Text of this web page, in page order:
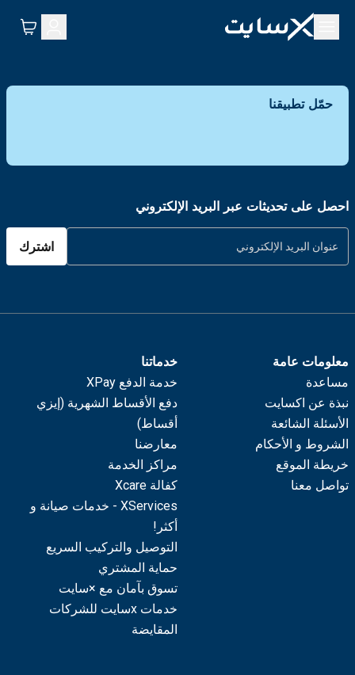
حمّل تطبيقنا
احصل على تحديثات عبر البريد الإلكتروني
اشترك
معلومات عامة
مساعدة
نبذة عن اكسايت
الأسئلة الشائعة
الشروط و الأحكام
خريطة الموقع
تواصل معنا
خدماتنا
خدمة الدفع XPay
دفع الأقساط الشهرية (إيزي
أقساط)
معارضنا
مراكز الخدمة
كفالة Xcare
XServices - خدمات صيانة و
أكثر!
التوصيل والتركيب السريع
حماية المشتري
تسوق بآمان مع ×سايت
خدمات xسايت للشركات
المقايضة